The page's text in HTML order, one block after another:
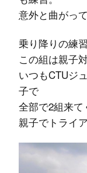
意外と曲がっ
乗り降りの練
この組は親子
いつもCTUジ
子で
全部で2組来て
親子でトライ